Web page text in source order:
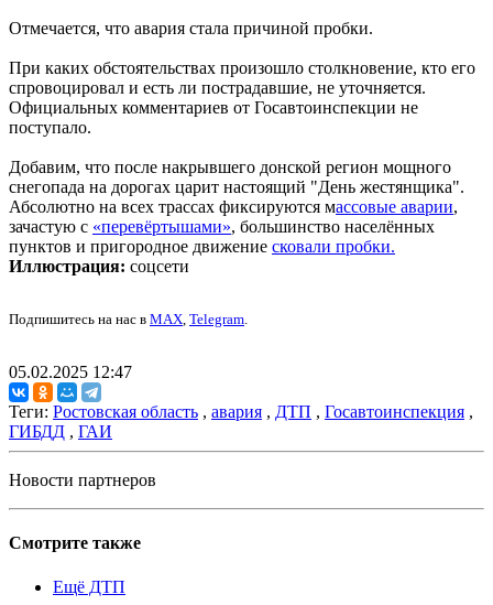
Отмечается, что авария стала причиной пробки.
При каких обстоятельствах произошло столкновение, кто его
спровоцировал и есть ли пострадавшие, не уточняется.
Официальных комментариев от Госавтоинспекции не
поступало.
Добавим, что после накрывшего донской регион мощного
снегопада на дорогах царит настоящий "День жестянщика".
Абсолютно на всех трассах фиксируются массовые аварии,
зачастую с «перевёртышами», большинство населённых
пунктов и пригородное движение сковали пробки.
Иллюстрация: соцсети
Подпишитесь на нас в MAX, Telegram.
05.02.2025 12:47
Теги: Ростовская область , авария , ДТП , Госавтоинспекция ,
ГИБДД , ГАИ
Новости партнеров
Смотрите также
Ещё ДТП